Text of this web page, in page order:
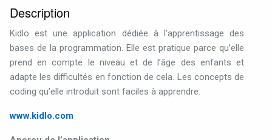
Description
Kidlo est une application dédiée à l’apprentissage des
bases de la programmation. Elle est pratique parce qu’elle
prend en compte le niveau et de l’âge des enfants et
adapte les difficultés en fonction de cela. Les concepts de
coding qu’elle introduit sont faciles à apprendre.
www.kidlo.com